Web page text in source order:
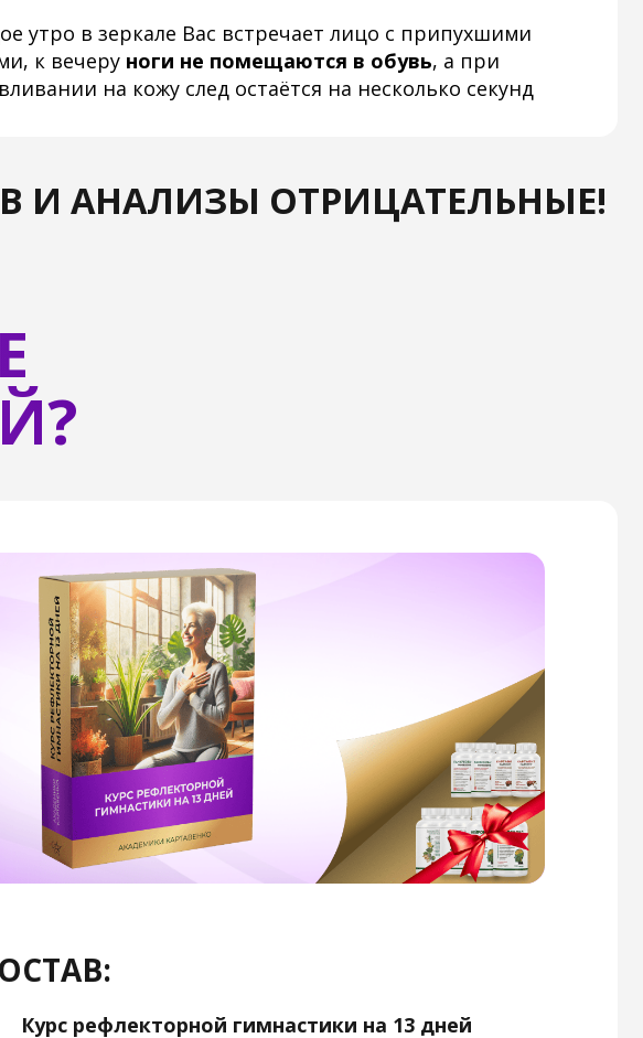
фитокомплексов из 8 упаковок
на 40 дней
их стоимость38 020 руб.)
руб.
гимнастики на 13 дней
стоимостью
15 800 руб.)
упражнения академиков Картавенко,
бережно восстанавливают организм.
этих упражнений доказана
исследованиями.
от 2.992 руб./мес